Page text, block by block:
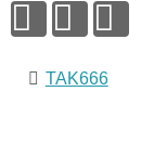
TAK666